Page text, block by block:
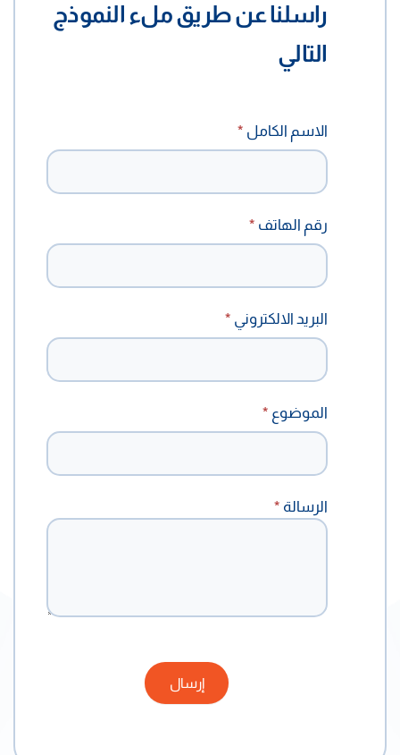
راسلنا عن طريق ملء النموذج
التالي
معنا
الاسم الكامل *
رقم الهاتف *
البريد الالكتروني *
الموضوع *
الرسالة *
إرسال